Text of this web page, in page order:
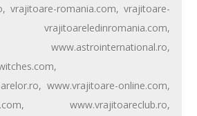
p
p
ă
,vrajitoare-romania.com,vrajitoare-
vrajitoareledinromania.com,
www.astrointernational.ro,
,
,www.vrajitoare-online.com,
,www.vrajitoareclub.ro,